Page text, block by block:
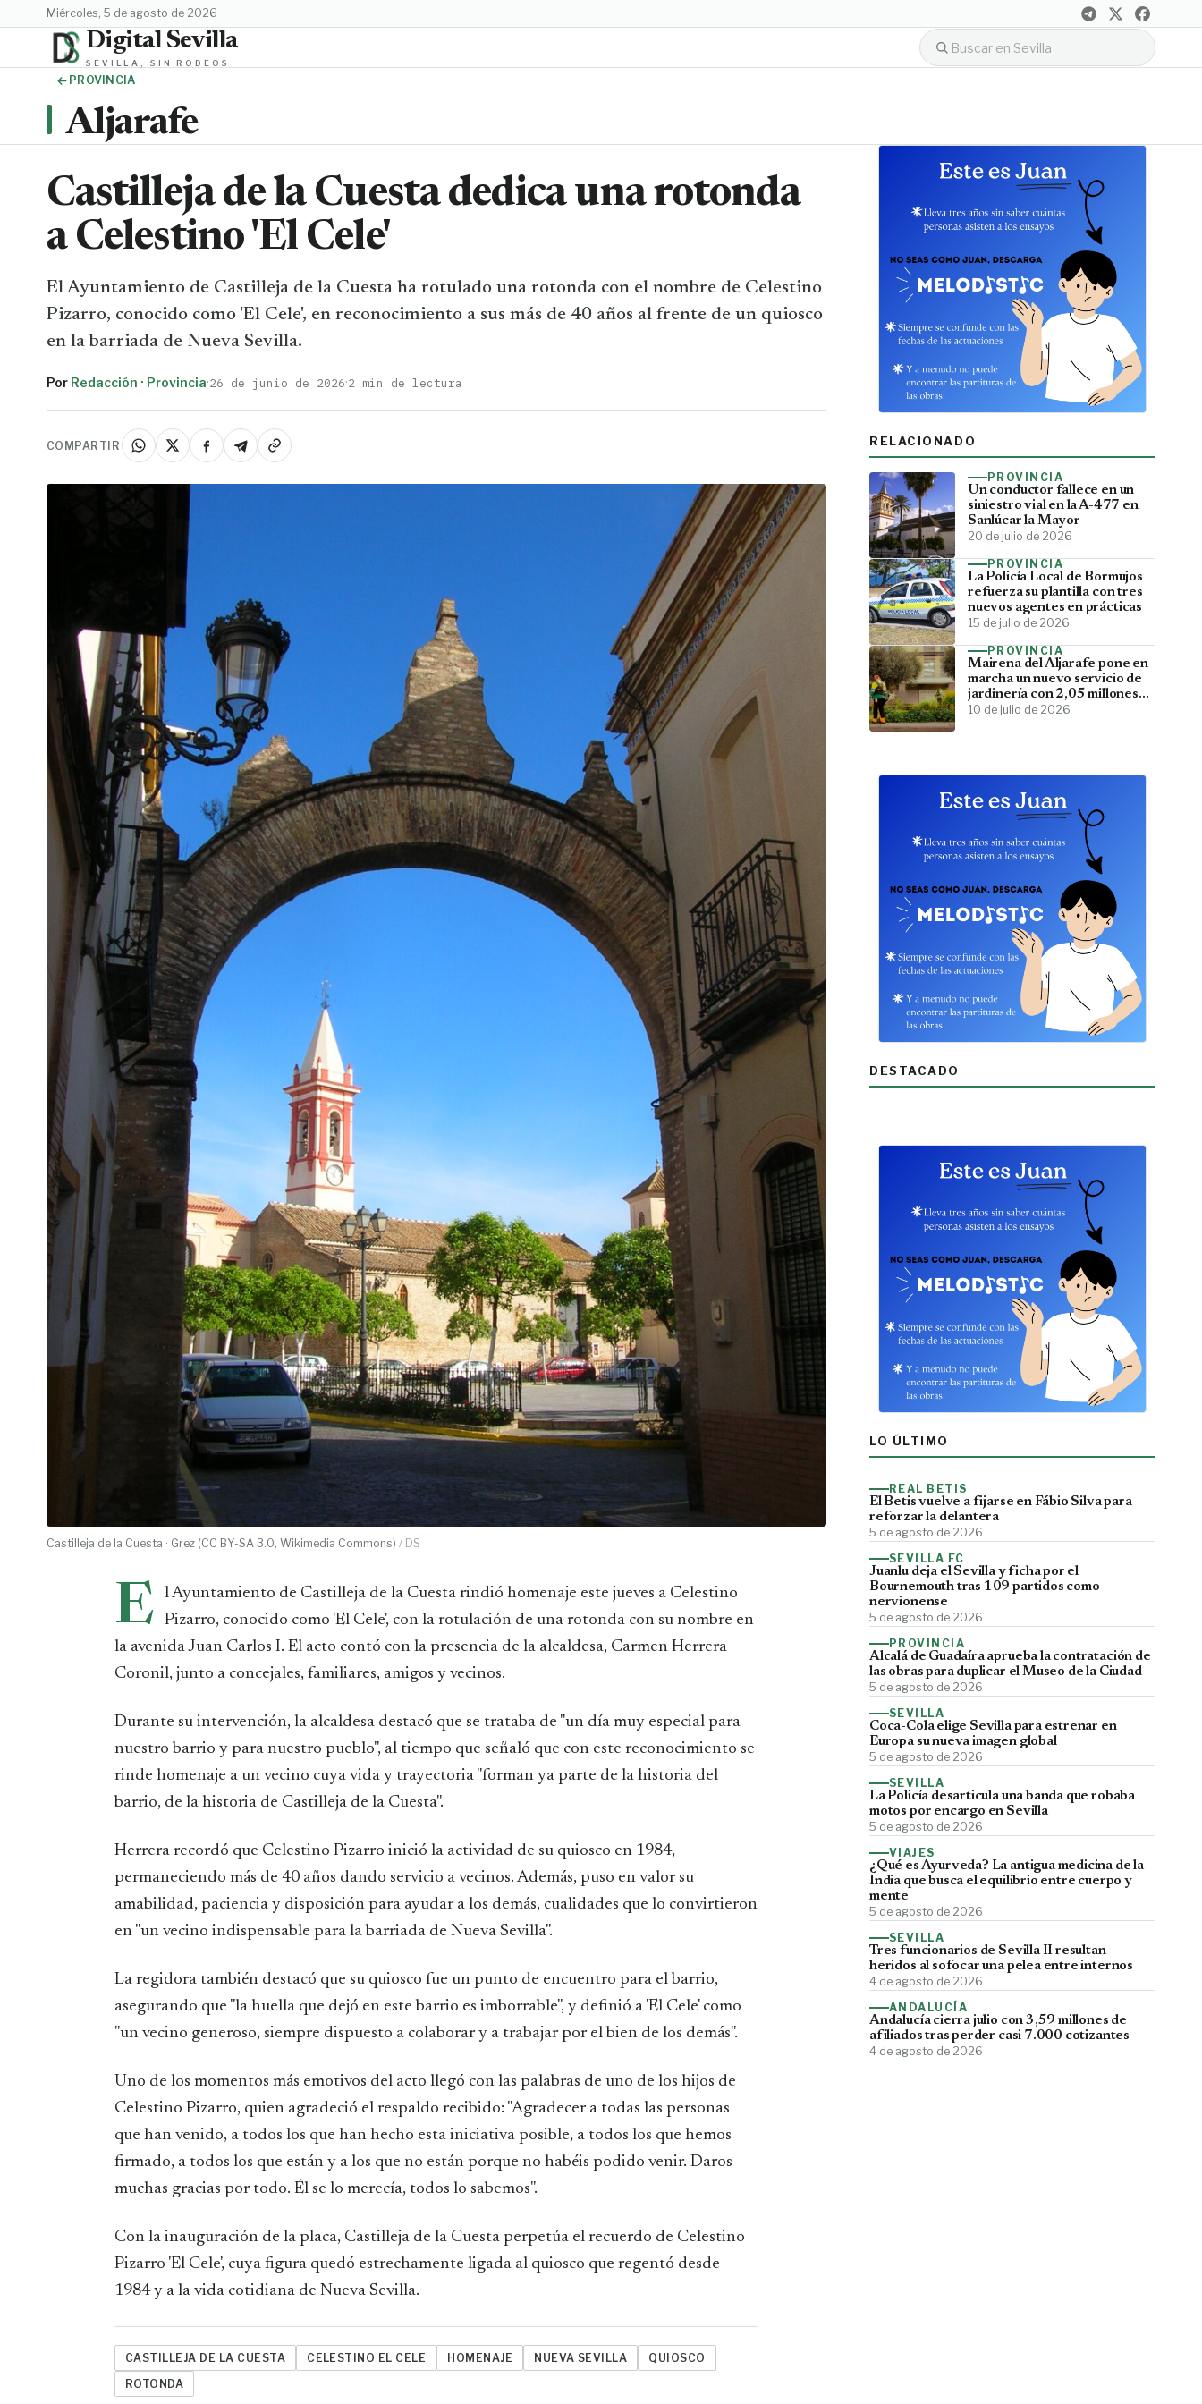
miércoles, 5 de agosto de 2026
Digital Sevilla
SEVILLA, SIN RODEOS
PROVINCIA
Aljarafe
Castilleja de la Cuesta dedica una rotonda
a Celestino 'El Cele'
El Ayuntamiento de Castilleja de la Cuesta ha rotulado una rotonda con el nombre de Celestino
Pizarro, conocido como 'El Cele', en reconocimiento a sus más de 40 años al frente de un quiosco
en la barriada de Nueva Sevilla.
Por Redacción · Provincia·26 de junio de 2026·2 min de lectura
COMPARTIR
Castilleja de la Cuesta · Grez (CC BY-SA 3.0, Wikimedia Commons) / DS
E
l Ayuntamiento de Castilleja de la Cuesta rindió homenaje este jueves a Celestino
Pizarro, conocido como 'El Cele', con la rotulación de una rotonda con su nombre en
la avenida Juan Carlos I. El acto contó con la presencia de la alcaldesa, Carmen Herrera
Coronil, junto a concejales, familiares, amigos y vecinos.
Durante su intervención, la alcaldesa destacó que se trataba de "un día muy especial para
nuestro barrio y para nuestro pueblo", al tiempo que señaló que con este reconocimiento se
rinde homenaje a un vecino cuya vida y trayectoria "forman ya parte de la historia del
barrio, de la historia de Castilleja de la Cuesta".
Herrera recordó que Celestino Pizarro inició la actividad de su quiosco en 1984,
permaneciendo más de 40 años dando servicio a vecinos. Además, puso en valor su
amabilidad, paciencia y disposición para ayudar a los demás, cualidades que lo convirtieron
en "un vecino indispensable para la barriada de Nueva Sevilla".
La regidora también destacó que su quiosco fue un punto de encuentro para el barrio,
asegurando que "la huella que dejó en este barrio es imborrable", y definió a 'El Cele' como
"un vecino generoso, siempre dispuesto a colaborar y a trabajar por el bien de los demás".
Uno de los momentos más emotivos del acto llegó con las palabras de uno de los hijos de
Celestino Pizarro, quien agradeció el respaldo recibido: "Agradecer a todas las personas
que han venido, a todos los que han hecho esta iniciativa posible, a todos los que hemos
firmado, a todos los que están y a los que no están porque no habéis podido venir. Daros
muchas gracias por todo. Él se lo merecía, todos lo sabemos".
Con la inauguración de la placa, Castilleja de la Cuesta perpetúa el recuerdo de Celestino
Pizarro 'El Cele', cuya figura quedó estrechamente ligada al quiosco que regentó desde
1984 y a la vida cotidiana de Nueva Sevilla.
CASTILLEJA DE LA CUESTA CELESTINO EL CELE HOMENAJE NUEVA SEVILLA
QUIOSCO
ROTONDA
RELACIONADO
PROVINCIA
Un conductor fallece en un
siniestro vial en la A-477 en
Sanlúcar la Mayor
20 de julio de 2026
PROVINCIA
La Policía Local de Bormujos
refuerza su plantilla con tres
nuevos agentes en prácticas
15 de julio de 2026
PROVINCIA
Mairena del Aljarafe pone en
marcha un nuevo servicio de
jardinería con 2,05 millones
de inversión
10 de julio de 2026
DESTACADO
LO ÚLTIMO
REAL BETIS
El Betis vuelve a fijarse en Fábio Silva para
reforzar la delantera
5 de agosto de 2026
SEVILLA FC
Juanlu deja el Sevilla y ficha por el
Bournemouth tras 109 partidos como
nervionense
5 de agosto de 2026
PROVINCIA
Alcalá de Guadaíra aprueba la contratación de
las obras para duplicar el Museo de la Ciudad
5 de agosto de 2026
SEVILLA
Coca-Cola elige Sevilla para estrenar en
Europa su nueva imagen global
5 de agosto de 2026
SEVILLA
La Policía desarticula una banda que robaba
motos por encargo en Sevilla
5 de agosto de 2026
VIAJES
¿Qué es Ayurveda? La antigua medicina de la
India que busca el equilibrio entre cuerpo y
mente
5 de agosto de 2026
SEVILLA
Tres funcionarios de Sevilla II resultan
heridos al sofocar una pelea entre internos
4 de agosto de 2026
ANDALUCÍA
Andalucía cierra julio con 3,59 millones de
afiliados tras perder casi 7.000 cotizantes
4 de agosto de 2026